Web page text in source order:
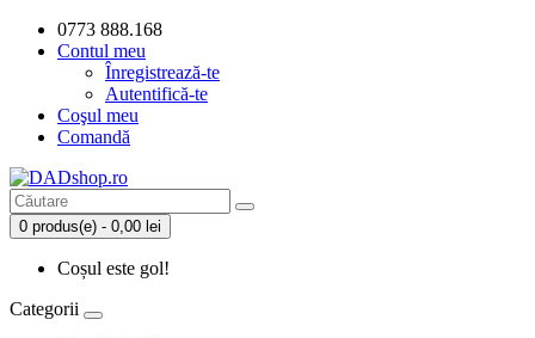
0773 888.168
Contul meu
Înregistrează-te
Autentifică-te
Coşul meu
Comandă
0 produs(e) - 0,00 lei
Coșul este gol!
Categorii